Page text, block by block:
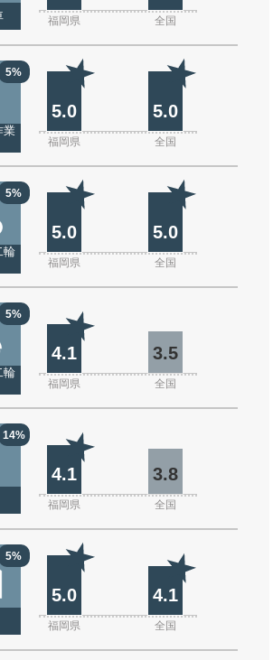
福岡県 全国
5%
業
5.0 5.0
福岡県 全国
5%
輪
5.0 5.0
福岡県 全国
5%
輪
4.1 3.5
福岡県 全国
14%
4.1 3.8
福岡県 全国
5%
5.0 4.1
福岡県 全国